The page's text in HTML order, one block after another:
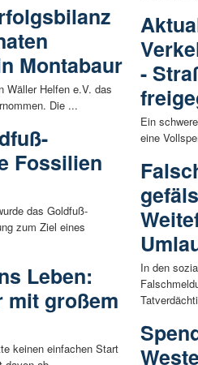
Montabaur
Wäller Helfen e.V. das
Die ...
Fossilien
das Goldfuß-
zum Ziel eines
Leben:
mit großem
keinen einfachen Start
-
Ein
eine
In den